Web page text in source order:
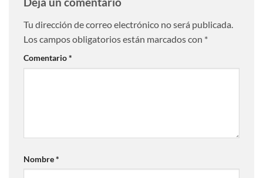
Tu dirección de correo electrónico no será publicada.
Los campos obligatorios están marcados con *
Comentario*
Nombre*